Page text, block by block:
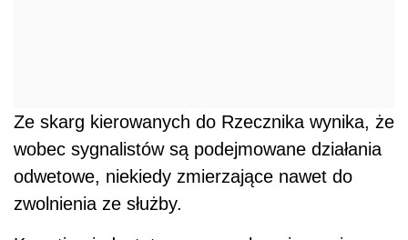
Ze skarg kierowanych do Rzecznika wynika, że
wobec sygnalistów są podejmowane działania
odwetowe, niekiedy zmierzające nawet do
zwolnienia ze służby.